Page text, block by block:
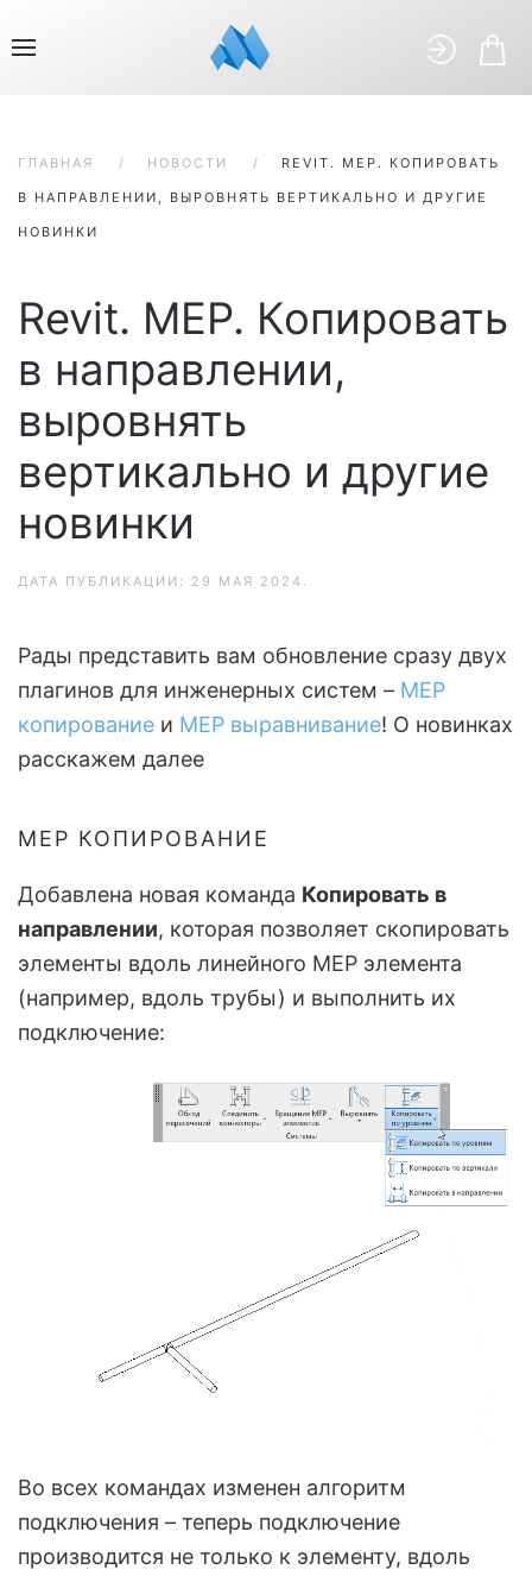
ГЛАВНАЯ НОВОСТИ REVIT. MEP. КОПИРОВАТЬ
В НАПРАВЛЕНИИ, ВЫРОВНЯТЬ ВЕРТИКАЛЬНО И ДРУГИЕ
НОВИНКИ
Revit. MEP. Копировать
в направлении,
выровнять
вертикально и другие
новинки
ДАТА ПУБЛИКАЦИИ: 29 МАЯ 2024 .
Рады представить вам обновление сразу двух
плагинов для инженерных систем – MEP
копирование и MEP выравнивание! О новинках
расскажем далее
MEP КОПИРОВАНИЕ
Добавлена новая команда Копировать в
направлении, которая позволяет скопировать
элементы вдоль линейного MEP элемента
(например, вдоль трубы) и выполнить их
подключение:
Во всех командах изменен алгоритм
подключения – теперь подключение
производится не только к элементу, вдоль